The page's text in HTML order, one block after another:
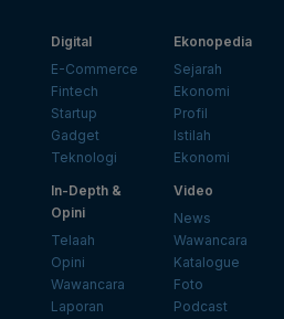
Digital
E-Commerce
Fintech
Startup
Gadget
Teknologi
Ekonopedia
Sejarah
Ekonomi
Profil
Istilah
Ekonomi
In-Depth &
Opini
Telaah
Opini
Wawancara
Laporan
Video
News
Wawancara
Katalogue
Foto
Podcast